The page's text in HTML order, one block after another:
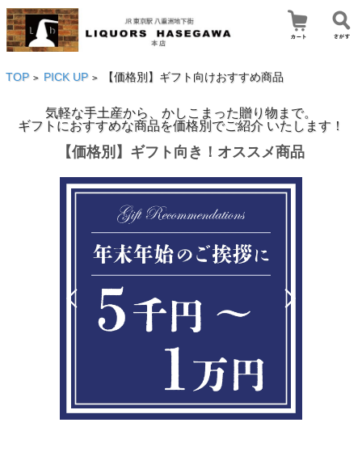
TOP > PICK UP > 【価格別】ギフト向けおすすめ商品
気軽な手土産から、かしこまった贈り物まで。
ギフトにおすすめな商品を価格別でご紹介 いたします！